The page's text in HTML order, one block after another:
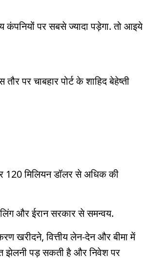
पर सबसे ज्यादा पड़ेगा. तो आइये
पर चाबहार पोर्ट के शाहिद बेहेष्ती
120 मिलियन डॉलर से अधिक की
और ईरान सरकार से समन्वय.
खरीदने, वित्तीय लेन-देन और बीमा में
झेलनी पड़ सकती है और निवेश पर